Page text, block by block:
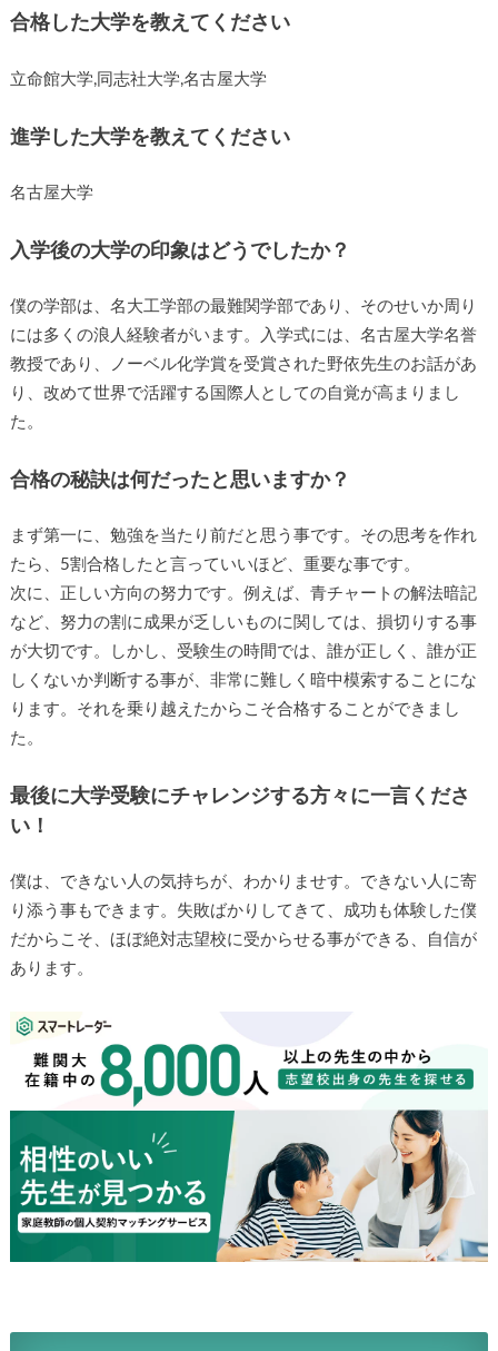
合格した大学を教えてください
立命館大学,同志社大学,名古屋大学
進学した大学を教えてください
名古屋大学
入学後の大学の印象はどうでしたか？
僕の学部は、名大工学部の最難関学部であり、そのせいか周り
には多くの浪人経験者がいます。入学式には、名古屋大学名誉
教授であり、ノーベル化学賞を受賞された野依先生のお話があ
り、改めて世界で活躍する国際人としての自覚が高まりまし
た。
合格の秘訣は何だったと思いますか？
まず第一に、勉強を当たり前だと思う事です。その思考を作れ
たら、5割合格したと言っていいほど、重要な事です。
次に、正しい方向の努力です。例えば、青チャートの解法暗記
など、努力の割に成果が乏しいものに関しては、損切りする事
が大切です。しかし、受験生の時間では、誰が正しく、誰が正
しくないか判断する事が、非常に難しく暗中模索することにな
ります。それを乗り越えたからこそ合格することができまし
た。
最後に大学受験にチャレンジする方々に一言くださ
い！
僕は、できない人の気持ちが、わかりませす。できない人に寄
り添う事もできます。失敗ばかりしてきて、成功も体験した僕
だからこそ、ほぼ絶対志望校に受からせる事ができる、自信が
あります。